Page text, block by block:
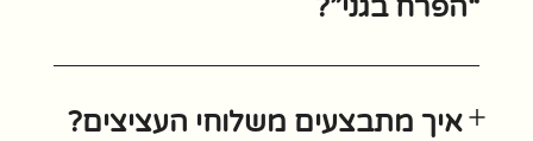
“הפרח בגני”?
איך מתבצעים משלוחי העציצים?